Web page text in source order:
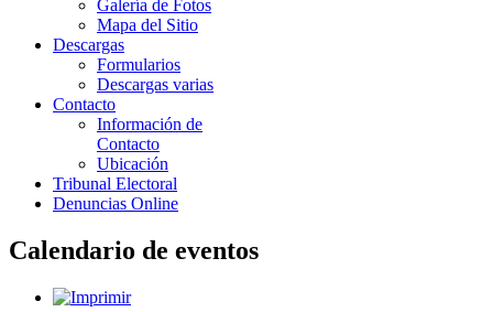
Galería de Fotos
Mapa del Sitio
Descargas
Formularios
Descargas varias
Contacto
Información de
Contacto
Ubicación
Tribunal Electoral
Denuncias Online
Calendario de eventos